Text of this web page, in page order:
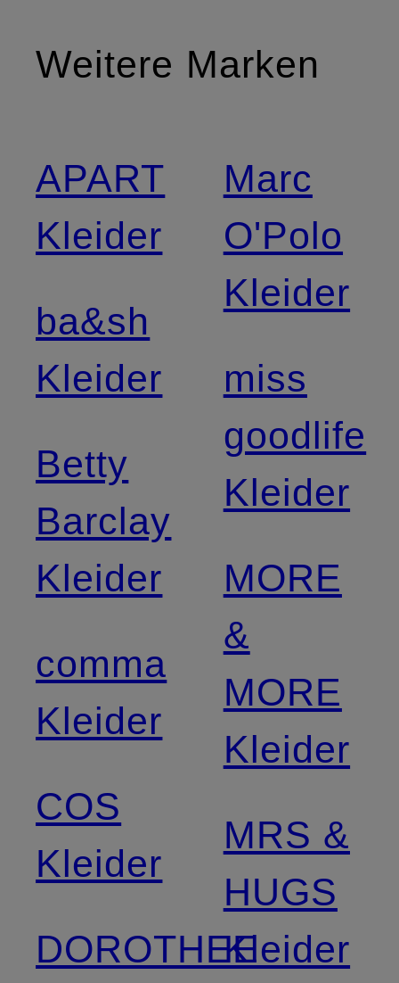
Weitere Marken
APART
Kleider
ba&sh
Kleider
Betty
Barclay
Kleider
comma
Kleider
COS
Kleider
DOROTHEE
Marc
O'Polo
Kleider
miss
goodlife
Kleider
MORE
&
MORE
Kleider
MRS &
HUGS
Kleider